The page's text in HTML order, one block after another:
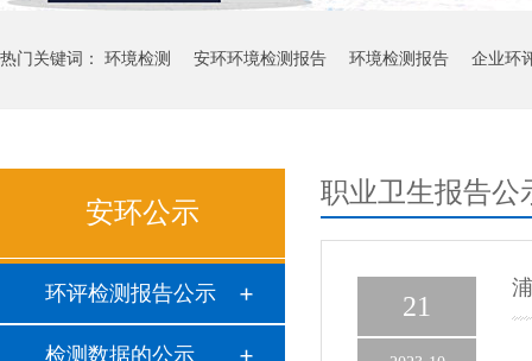
热门关键词： 环境检测 安环环境检测报告 环境检测报告 企业环
安环公示
环评检测报告公示
检测数据的公示
职业卫生报告公
21